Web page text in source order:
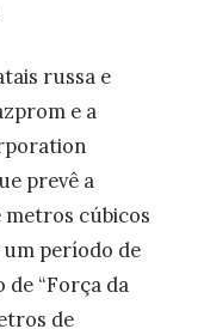
russa e
e a
prevê a
cúbicos
período de
“Força da
de